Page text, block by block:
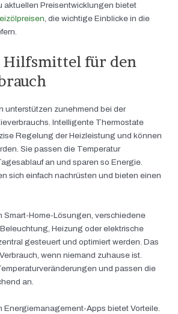
aktuellen Preisentwicklungen bietet
, die wichtige Einblicke in die
Hilfsmittel für den
unterstützen zunehmend bei der
Intelligente Thermostate
Regelung der Heizleistung und können
Sie passen die Temperatur
an und sparen so Energie.
sich einfach nachrüsten und bieten einen
Smart-Home-Lösungen, verschiedene
Heizung oder elektrische
gesteuert und optimiert werden. Das
wenn niemand zuhause ist.
und passen die
an.
Energiemanagement-Apps bietet Vorteile.